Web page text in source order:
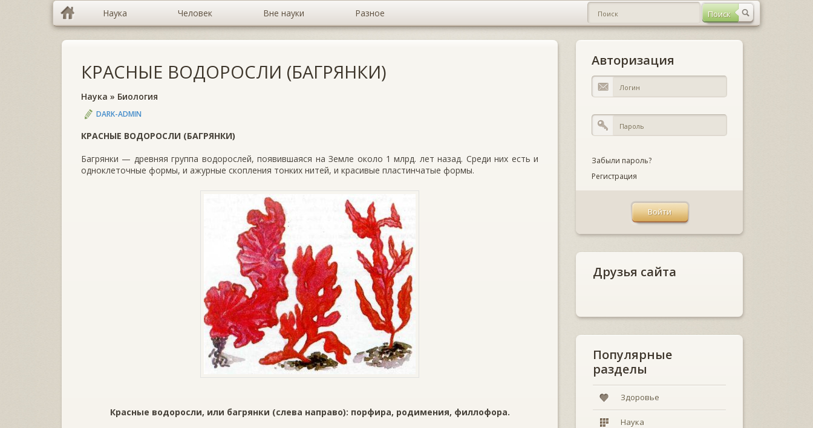
Наука Человек Вне науки Разное
КРАСНЫЕ ВОДОРОСЛИ (БАГРЯНКИ)
Наука » Биология
DARK-ADMIN
КРАСНЫЕ ВОДОРОСЛИ (БАГРЯНКИ)
Багрянки — древняя группа водорослей, по­явившаяся на Земле около 1 млрд. лет назад. Среди них есть и
одноклеточные формы, и ажур­ные скопления тонких нитей, и красивые плас­тинчатые формы.
Красные водоросли, или багрянки (слева направо): порфира, родимения, филлофора.
Авторизация
Забыли пароль?
Регистрация
Друзья сайта
Популярные
разделы
Здоровье
Наука